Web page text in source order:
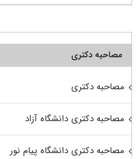
مصاحبه دکتری
مصاحبه دکتری
مصاحبه دکتری دانشگاه آزاد
مصاحبه دکتری دانشگاه پیام نور